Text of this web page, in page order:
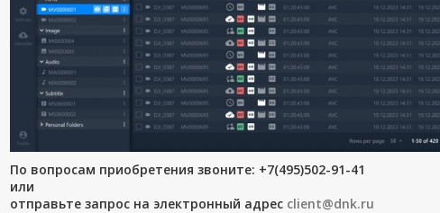
По вопросам приобретения звоните: +7(495)502-91-41
или
отправьте запрос на электронный адрес client@dnk.ru